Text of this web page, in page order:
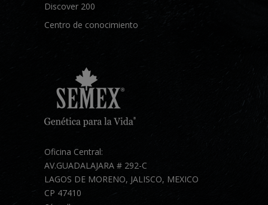
Discover 200
Centro de conocimiento
Oficina Central:
AV.GUADALAJARA # 292-C
LAGOS DE MORENO, JALISCO, MEXICO
CP 47410